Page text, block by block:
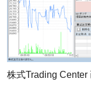
株式Trading Center